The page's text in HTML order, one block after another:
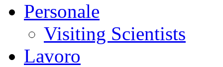
Personale
Visiting Scientists
Lavoro